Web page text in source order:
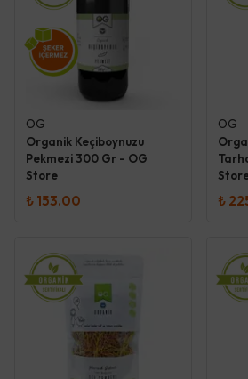
OG
Organik Keçiboynuzu
Pekmezi 300 Gr - OG
Store
₺ 153.00
OG
₺